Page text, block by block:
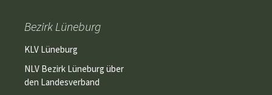
Bezirk Lüneburg
KLV Lüneburg
NLV Bezirk Lüneburg über
den Landesverband